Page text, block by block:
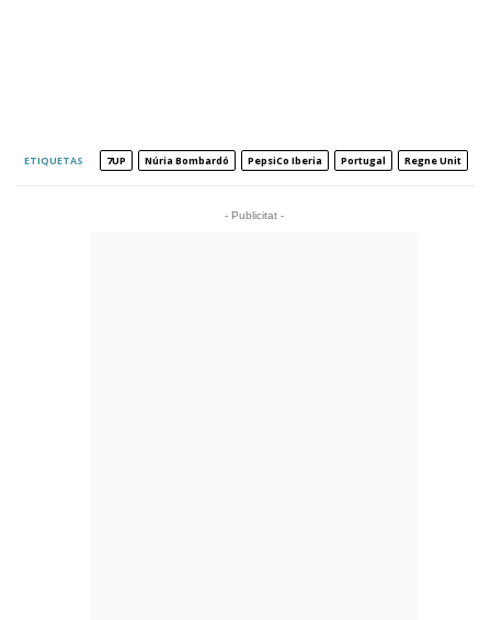
ETIQUETAS 7UP Núria Bombardó PepsiCo Iberia Portugal Regne Unit
- Publicitat -